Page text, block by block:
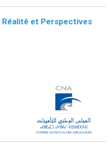
Réalité et Perspectives